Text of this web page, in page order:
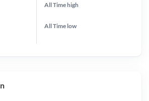
All Timehigh
All Time low